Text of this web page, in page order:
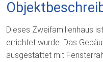
Dieses Zweifamilienhaus
errichtet wurde. Das
ausgestattet mit